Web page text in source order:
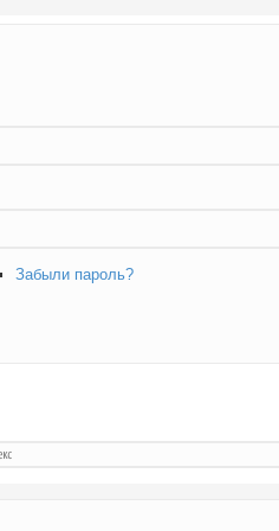
Забыли пароль?